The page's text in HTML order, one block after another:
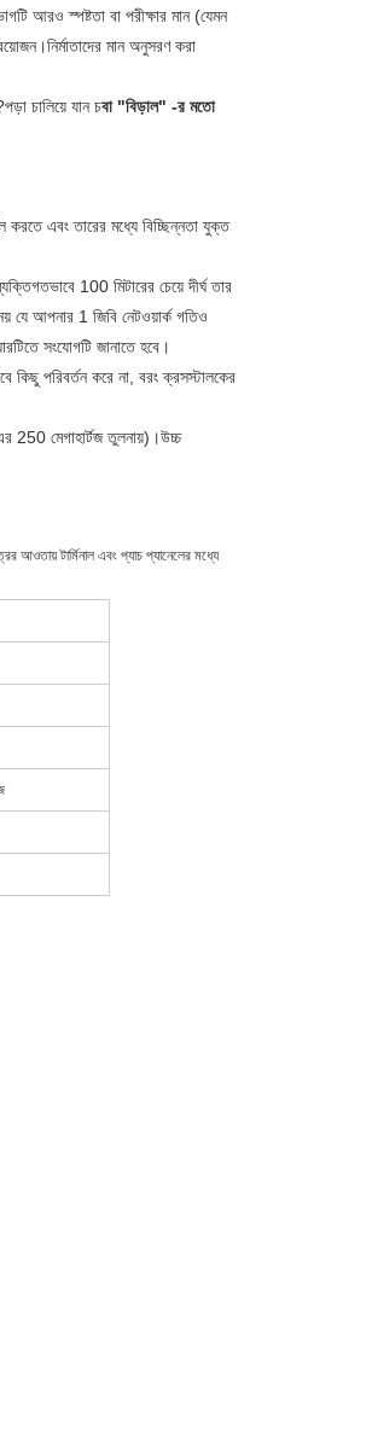
আরও স্পষ্টতা বা পরীক্ষার মান (যেমন
মান অনুসরণ করা
চালিয়ে যান চবা "বিড়াল" -র মতো
করতে এবং তারের মধ্যে বিচ্ছিন্নতা যুক্ত
100 মিটারের চেয়ে দীর্ঘ তার
যে আপনার 1 জিবি নেটওয়ার্ক গতিও
সংযোগটি জানাতে হবে।
কিছু পরিবর্তন করে না, বরং ক্রসস্টালকের
250 মেগাহার্টজ তুলনায়)।উচ্চ
আওতায় টার্মিনাল এবং প্যাচ প্যানেলের মধ্যে